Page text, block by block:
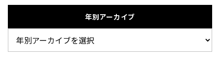
年別アーカイブ